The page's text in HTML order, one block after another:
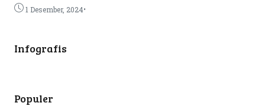
1 Desember, 2024•
Infografis
Populer